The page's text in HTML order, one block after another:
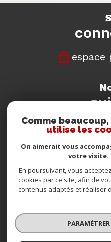
espace
© 2026 | Tous droits réservés
Comme
utilise les
On aimerait vous
votre visite.
En poursuivant, vous
cookies par ce site, afin de
contenus adaptés et réaliser
PARAMÉTRER